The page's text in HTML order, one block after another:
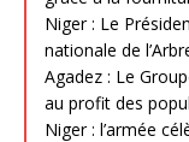
Niger : Le
nationale de
Agadez : Le
au profit des
Niger : l’armée